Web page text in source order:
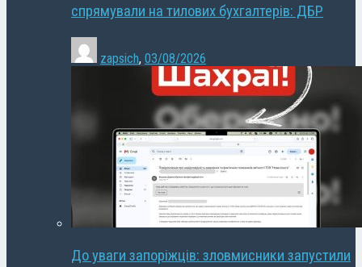
спрямували на тилових бухгалтерів: ДБР
zapsich, 03/08/2026
До уваги запоріжців: зловмисники запустили